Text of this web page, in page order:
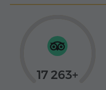
17 263+